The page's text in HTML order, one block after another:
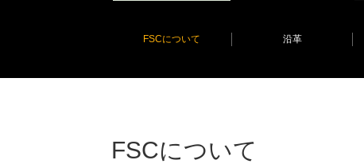
FSCについて 沿革
FSCについて